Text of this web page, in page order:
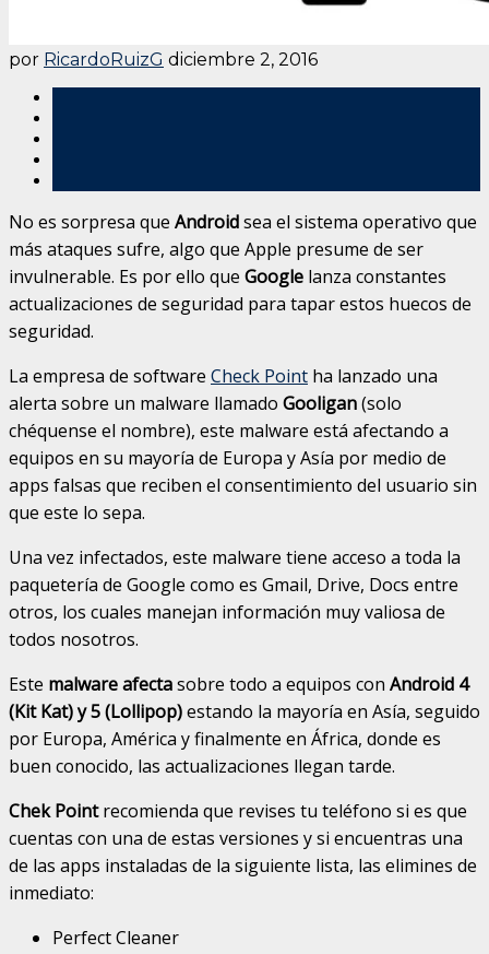
por RicardoRuizG diciembre 2, 2016
No es sorpresa que Androidsea el sistema operativo que
más ataques sufre, algo que Apple presume de ser
invulnerable. Es por ello que Google lanza constantes
actualizaciones de seguridad para tapar estos huecos de
seguridad.
La empresa de software Check Point ha lanzado una
alerta sobre un malware llamado Gooligan(solo
chéquense el nombre), este malware está afectando a
equipos en su mayoría de Europa y Asía por medio de
apps falsas que reciben el consentimiento del usuario sin
que este lo sepa.
Una vez infectados, este malware tiene acceso a toda la
paquetería de Google como es Gmail, Drive, Docs entre
otros, los cuales manejan información muy valiosa de
todos nosotros.
Este malware afectasobre todo a equipos con Android 4
(Kit Kat) y 5 (Lollipop)estando la mayoría en Asía, seguido
por Europa, América y finalmente en África, donde es
buen conocido, las actualizaciones llegan tarde.
Chek Pointrecomienda que revises tu teléfono si es que
cuentas con una de estas versiones y si encuentras una
de las apps instaladas de la siguiente lista, las elimines de
inmediato:
Perfect Cleaner